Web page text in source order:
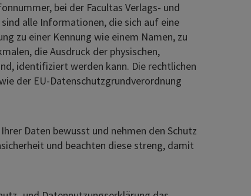
bei der Facultas Verlags- und
alle Informationen, die sich auf eine
zu einer Kennung wie einem Namen, zu
die Ausdruck der physischen,
identifiziert werden kann. Die rechtlichen
der EU-Datenschutzgrundverordnung
Daten bewusst und nehmen den Schutz
und beachten diese streng, damit